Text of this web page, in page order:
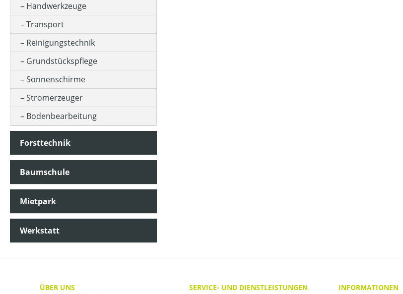
Handwerkzeuge
Transport
Reinigungstechnik
Grundstückspflege
Sonnenschirme
Stromerzeuger
Bodenbearbeitung
Forsttechnik
Baumschule
Mietpark
Werkstatt
ÜBER UNS
SERVICE- UND DIENSTLEISTUNGEN
INFORMATIONEN